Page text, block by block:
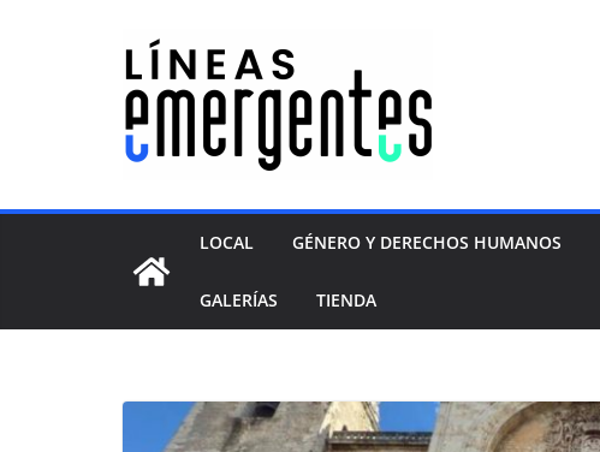
LOCAL GÉNERO Y DERECHOS HUMANOS
GALERÍAS TIENDA